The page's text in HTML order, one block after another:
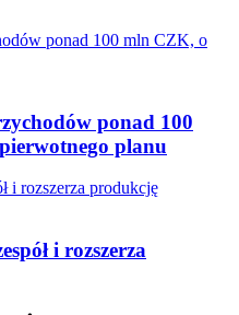
ponad 100
planu
i rozszerza